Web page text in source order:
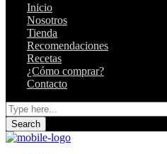
Inicio
Nosotros
Tienda
Recomendaciones
Recetas
¿Cómo comprar?
Contacto